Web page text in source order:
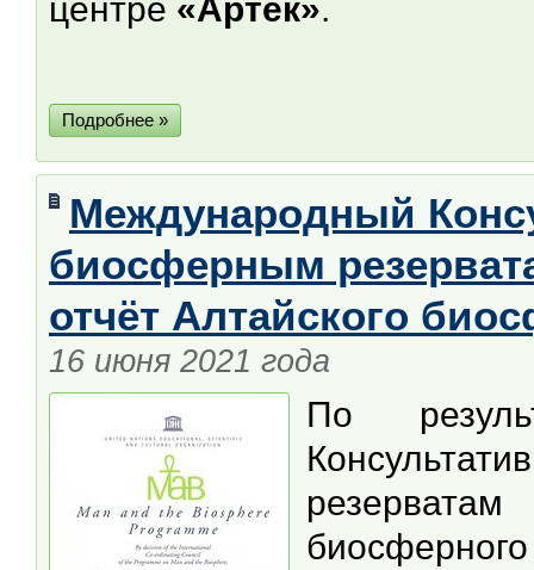
центре «Артек».
Подробнее »
Международный
биосферным
отчёт Алтайского
16 июня 2021 года
По